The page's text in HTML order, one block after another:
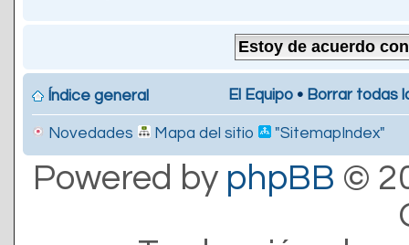
Índice general El Equipo • Borrar todas
Novedades Mapa del sitio "SitemapIndex"
Powered by phpBB ©